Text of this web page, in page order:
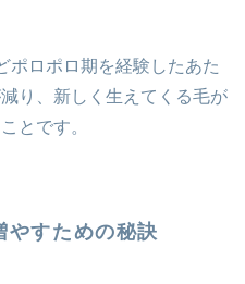
ポロポロ期を経験したあた
り、新しく生えてくる毛が
とです。
やすための秘訣